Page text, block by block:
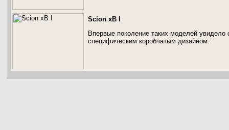
Scion xB I
Впервые поколение таких моделей
специфическим коробчатым дизайном.